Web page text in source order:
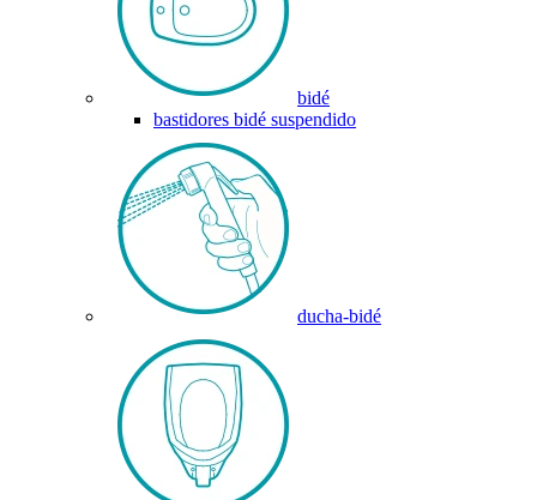
bidé
bastidores bidé suspendido
ducha-bidé